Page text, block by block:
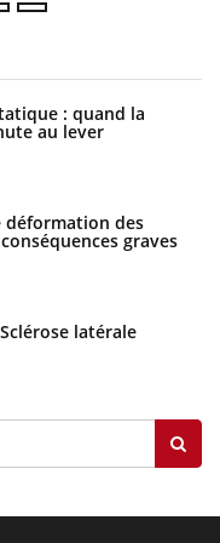
: quand la
au lever
déformation des
graves
latérale